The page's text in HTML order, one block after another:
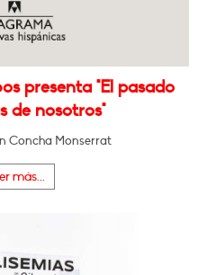
presenta "El pasado
de nosotros"
Concha Monserrat
más...